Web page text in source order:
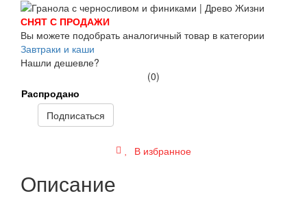
СНЯТ С ПРОДАЖИ
Вы можете подобрать аналогичный товар в категории
Завтраки и каши
Нашли дешевле?
(0)
Распродано
Подписаться
В избранное
Описание